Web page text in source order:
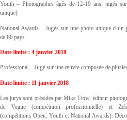
Youth – Photographes âgés de 12-19 ans, jugés
unique)
National Awards – Jugés sur une photo unique d’un
de 60 pays
Date limite : 4 janvier 2018
Professional – Jugé sur une œuvre composée de
Date limite : 11 janvier 2018
Les jurys sont présidés par Mike Trow, éditeur
de Vogue (compétition professionnelle) et
(compétitions Open, Youth et National Awards).